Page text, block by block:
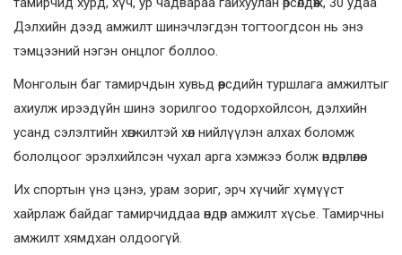
Дэлхийн дээд амжилт шинэчлэгдэн тогтоогдсон нь энэ
тэмцээний нэгэн онцлог боллоо.
Монголын баг тамирчдын хувьд өөрсдийн туршлага амжилтыг
ахиулж ирээдүйн шинэ зорилгоо тодорхойлсон, дэлхийн
усанд сэлэлтийн хөгжилтэй хөл нийлүүлэн алхах боломж
бололцоог эрэлхийлсэн чухал арга хэмжээ болж өндөрлөлөө.
Их спортын үнэ цэнэ, урам зориг, эрч хүчийг хүмүүст
хайрлаж байдаг тамирчиддаа өндөр амжилт хүсье. Тамирчны
амжилт хямдхан олдоогүй.